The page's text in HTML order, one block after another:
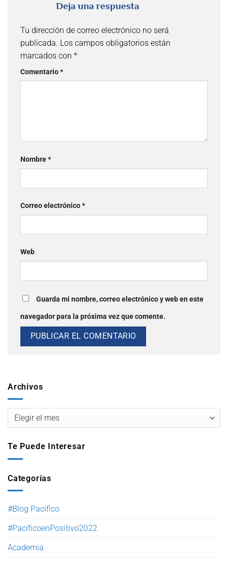
Archivos
Te Puede Interesar
Categorías
#Blog Pacífico
#PacíficoenPositivo2022
Academia
Deja una respuesta
Tu dirección de correo electrónico no será
publicada. Los campos obligatorios están
marcados con *
Comentario*
Nombre*
Correo electrónico*
Web
Guarda mi nombre, correo electrónico y web en este
navegador para la próxima vez que comente.